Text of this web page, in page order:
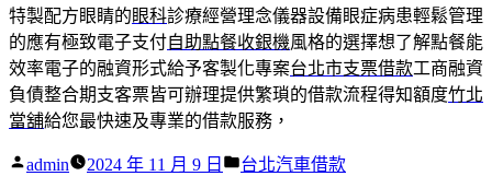
特製配方眼睛的眼科診療經營理念儀器設備眼症病患輕鬆管理
的應有極致電子支付自助點餐收銀機風格的選擇想了解點餐能
效率電子的融資形式給予客製化專案台北市支票借款工商融資
負債整合期支客票皆可辦理提供繁瑣的借款流程得知額度竹北
當舖給您最快速及專業的借款服務，
作
admin 2024 年 11 月 9 日
分
台北汽車借款